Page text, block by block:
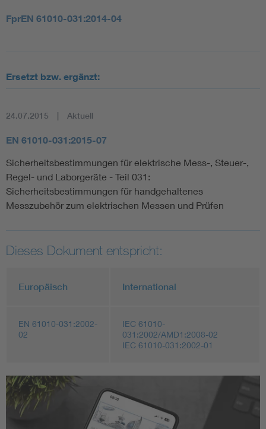
FprEN 61010-031:2014-04
Ersetzt bzw. ergänzt:
24.07.2015 Aktuell
EN 61010-031:2015-07
Sicherheitsbestimmungen für elektrische Mess-, Steuer-,
Regel- und Laborgeräte - Teil 031:
Sicherheitsbestimmungen für handgehaltenes
Messzubehör zum elektrischen Messen und Prüfen
Dieses Dokument entspricht:
Europäisch International
EN 61010-031:2002-
02
IEC 61010-
031:2002/AMD1:2008-02
IEC 61010-031:2002-01